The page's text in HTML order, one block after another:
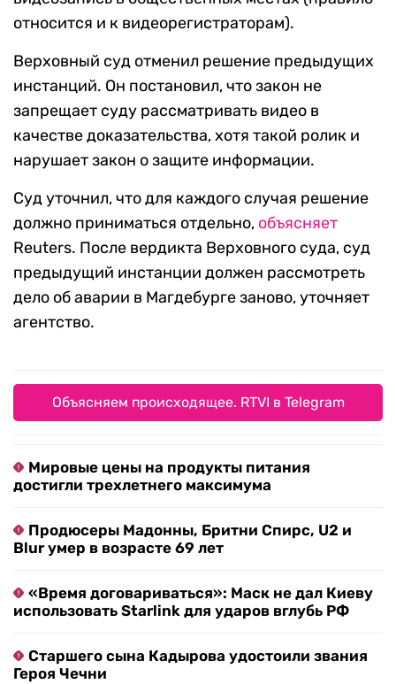
относится и к видеорегистраторам).
Верховный суд отменил решение предыдущих
инстанций. Он постановил, что закон не
запрещает суду рассматривать видео в
качестве доказательства, хотя такой ролик и
нарушает закон о защите информации.
Суд уточнил, что для каждого случая решение
должно приниматься отдельно, объясняет
Reuters. После вердикта Верховного суда, суд
предыдущий инстанции должен рассмотреть
дело об аварии в Магдебурге заново, уточняет
агентство.
Объясняем происходящее. RTVI в Telegram
Мировые цены на продукты питания
достигли трехлетнего максимума
Продюсеры Мадонны, Бритни Спирс, U2 и
Blur умер в возрасте 69 лет
«Время договариваться»: Маск не дал Киеву
использовать Starlink для ударов вглубь РФ
Старшего сына Кадырова удостоили звания
Героя Чечни